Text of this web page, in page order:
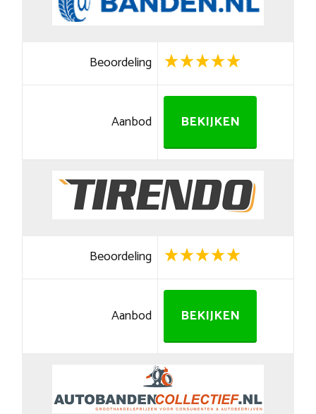
Beoordeling
Aanbod BEKIJKEN
Beoordeling
Aanbod BEKIJKEN